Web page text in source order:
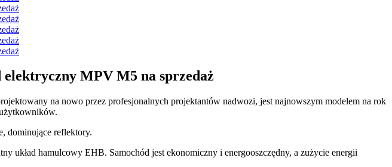
elektryczny MPV M5 na sprzedaż
na nowo przez profesjonalnych projektantów nadwozi, jest najnowszym modelem na rok
dominujące reflektory.
układ hamulcowy EHB. Samochód jest ekonomiczny i energooszczędny, a zużycie energii